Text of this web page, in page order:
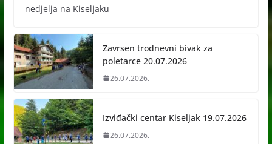
nedjelja na Kiseljaku
Zavrsen trodnevni bivak za
poletarce 20.07.2026
26.07.2026.
Izviđački centar Kiseljak 19.07.2026
26.07.2026.